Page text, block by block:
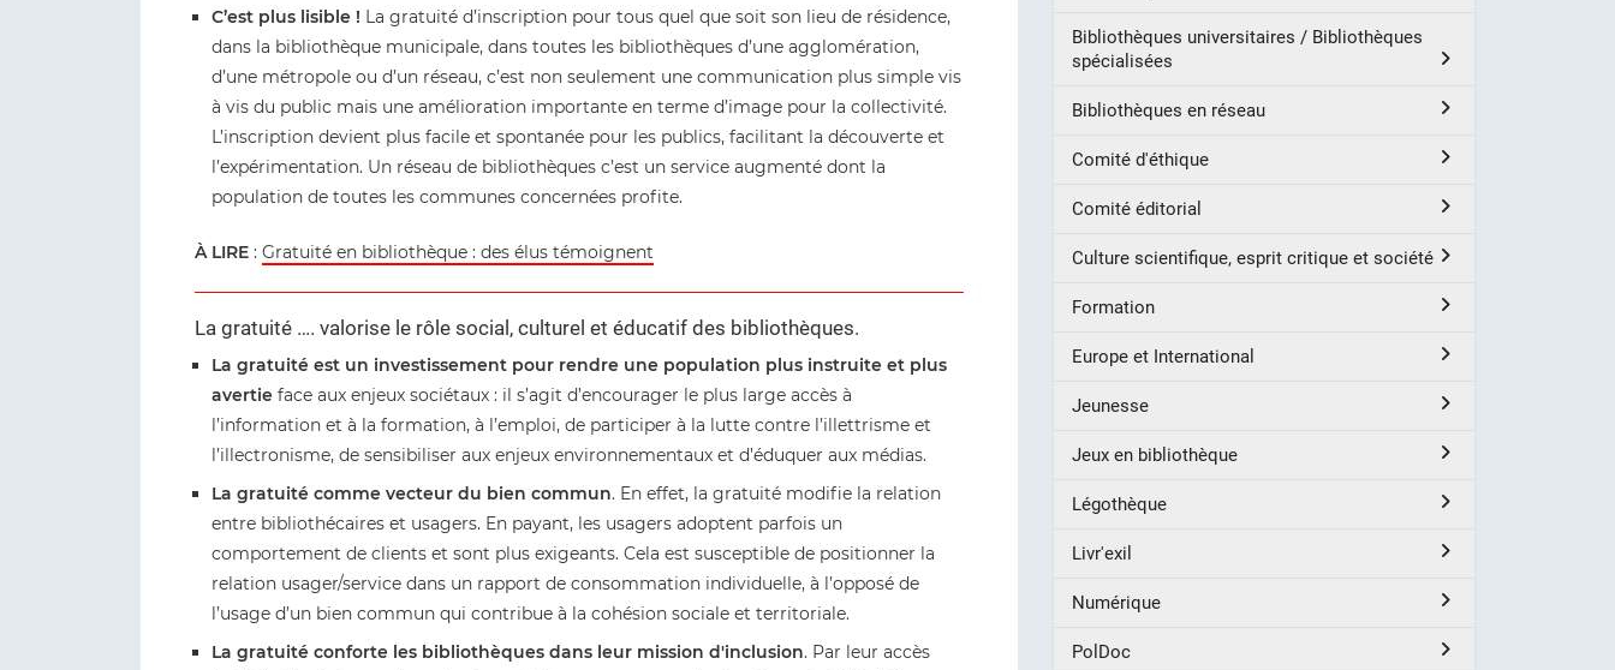
C’est plus lisible ! La gratuité d’inscription pour tous quel que soit son lieu de résidence,
dans la bibliothèque municipale, dans toutes les bibliothèques d’une agglomération,
d’une métropole ou d’un réseau, c’est non seulement une communication plus simple vis
à vis du public mais une amélioration importante en terme d’image pour la collectivité.
L’inscription devient plus facile et spontanée pour les publics, facilitant la découverte et
l’expérimentation. Un réseau de bibliothèques c’est un service augmenté dont la
population de toutes les communes concernées profite.
À LIRE : Gratuité en bibliothèque : des élus témoignent
La gratuité …. valorise le rôle social, culturel et éducatif des bibliothèques.
La gratuité est un investissement pour rendre une population plus instruite et plus
avertie face aux enjeux sociétaux : il s’agit d’encourager le plus large accès à
l’information et à la formation, à l’emploi, de participer à la lutte contre l’illettrisme et
l’illectronisme, de sensibiliser aux enjeux environnementaux et d’éduquer aux médias.
La gratuité comme vecteur du bien commun. En effet, la gratuité modifie la relation
entre bibliothécaires et usagers. En payant, les usagers adoptent parfois un
comportement de clients et sont plus exigeants. Cela est susceptible de positionner la
relation usager/service dans un rapport de consommation individuelle, à l’opposé de
l’usage d’un bien commun qui contribue à la cohésion sociale et territoriale.
La gratuité conforte les bibliothèques dans leur mission d'inclusion. Par leur accès
Bibliothèques universitaires / Bibliothèques
spécialisées
Bibliothèques en réseau
Comité d'éthique
Comité éditorial
Culture scientifique, esprit critique et société
Formation
Europe et International
Jeunesse
Jeux en bibliothèque
Légothèque
Livr'exil
Numérique
PolDoc